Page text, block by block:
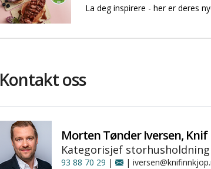
La deg inspirere - her er deres
Kontakt oss
Morten Tønder Iversen,
Kategorisjef storhusholdning
93 88 70 29 | |